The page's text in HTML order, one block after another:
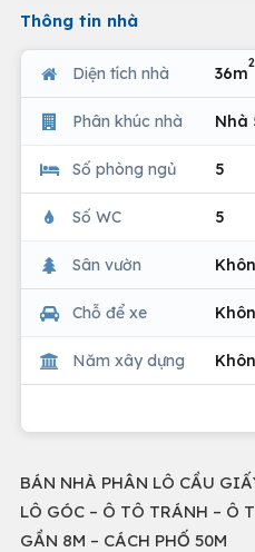
Thông tin nhà
Diện tích nhà 36m
2
Phân khúc nhà Nhà
Số phòng ngủ 5
Số WC 5
Sân vườn
Chỗ để xe
Năm xây dựng
BÁN NHÀ PHÂN LÔ CẦU
LÔ GÓC – Ô TÔ TRÁNH – Ô
GẦN 8M – CÁCH PHỐ 50M